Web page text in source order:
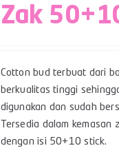
Zak
Cotton bud terbuat dari
berkualitas tinggi
digunakan dan sudah
Tersedia dalam kemasan
dengan isi 50+10 stick.